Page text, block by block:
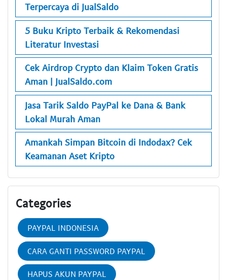
Terpercaya di JualSaldo
5 Buku Kripto Terbaik & Rekomendasi
Literatur Investasi
Cek Airdrop Crypto dan Klaim Token Gratis
Aman | JualSaldo.com
Jasa Tarik Saldo PayPal ke Dana & Bank
Lokal Murah Aman
Amankah Simpan Bitcoin di Indodax? Cek
Keamanan Aset Kripto
Categories
PAYPAL INDONESIA
CARA GANTI PASSWORD PAYPAL
HAPUS AKUN PAYPAL